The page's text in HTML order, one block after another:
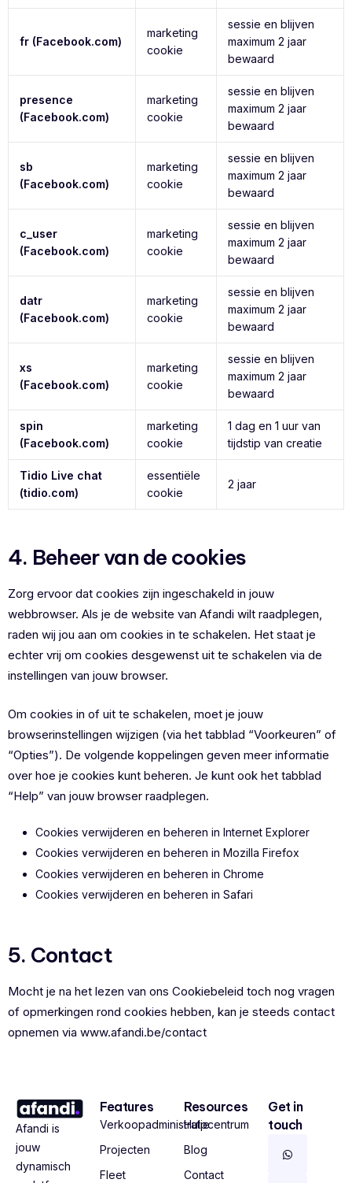
fr (Facebook.com)
marketing
cookie
sessie en blijven
maximum 2 jaar
bewaard
presence
(Facebook.com)
marketing
cookie
sessie en blijven
maximum 2 jaar
bewaard
sb
(Facebook.com)
marketing
cookie
sessie en blijven
maximum 2 jaar
bewaard
c_user
(Facebook.com)
marketing
cookie
sessie en blijven
maximum 2 jaar
bewaard
datr
(Facebook.com)
marketing
cookie
sessie en blijven
maximum 2 jaar
bewaard
xs
(Facebook.com)
marketing
cookie
sessie en blijven
maximum 2 jaar
bewaard
spin
(Facebook.com)
marketing
cookie
1 dag en 1 uur van
tijdstip van creatie
Tidio Live chat
(tidio.com)
essentiële
cookie
2 jaar
4. Beheer van de cookies
Zorg ervoor dat cookies zijn ingeschakeld in jouw
webbrowser. Als je de website van Afandi wilt raadplegen,
raden wij jou aan om cookies in te schakelen. Het staat je
echter vrij om cookies desgewenst uit te schakelen via de
instellingen van jouw browser.
Om cookies in of uit te schakelen, moet je jouw
browserinstellingen wijzigen (via het tabblad “Voorkeuren” of
“Opties”). De volgende koppelingen geven meer informatie
over hoe je cookies kunt beheren. Je kunt ook het tabblad
“Help” van jouw browser raadplegen.
Cookies verwijderen en beheren in Internet Explorer
Cookies verwijderen en beheren in Mozilla Firefox
Cookies verwijderen en beheren in Chrome
Cookies verwijderen en beheren in Safari
5. Contact
Mocht je na het lezen van ons Cookiebeleid toch nog vragen
of opmerkingen rond cookies hebben, kan je steeds contact
opnemen via www.afandi.be/contact
Afandi is
jouw
dynamisch
Features
Verkoopadministratie
Projecten
Fleet
Resources
Hulpcentrum
Blog
Contact
Get in
touch